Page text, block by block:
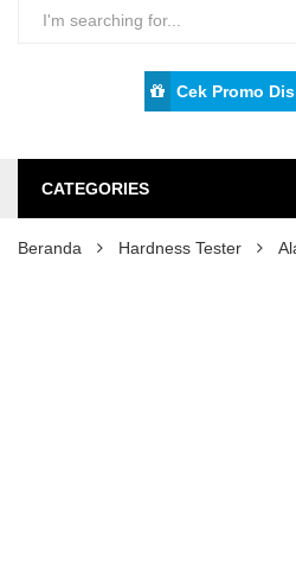
Cek Promo
CATEGORIES
Beranda Hardness Tester